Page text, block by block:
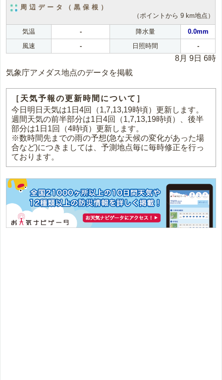
周辺データ（黒保根）
（ポイントから 9 km地点）
気温 - 降水量
0.0mm
風速
- 日照時間 -
8月 9日 6時
気象庁アメダス地点のデータを掲載
［天気予報の更新時間について］
今日明日天気は1日4回（1,7,13,19時頃）更新します。
週間天気の前半部分は1日4回（1,7,13,19時頃）、後半
部分は1日1回（4時頃）更新します。
※数時間先までの雨の予想(急な天候の変化があった場
合など)につきましては、予測地点毎に毎時修正を行っ
ております。